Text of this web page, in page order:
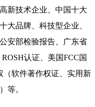
新技术企业、中国十大
大品牌、科技型企业、
安部检验报告、广东省
认证、美国FCC国
（软件著作权证、实用新
等。